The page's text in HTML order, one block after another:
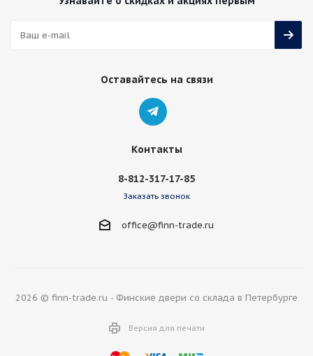
Оставайтесь на связи
Контакты
8-812-317-17-85
Заказать звонок
office@finn-trade.ru
2026 © finn-trade.ru - Финские двери со склада в Петербурге
Версия для печати